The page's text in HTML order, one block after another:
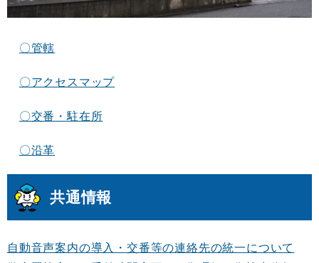
〇管轄
〇アクセスマップ
〇交番・駐在所
〇沿革
共通情報
自動音声案内の導入・交番等の連絡先の統一について